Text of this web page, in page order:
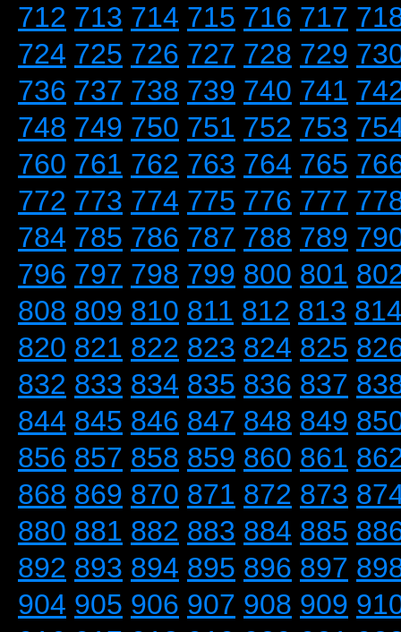
712 713 714 715 716 717
724 725 726 727 728 729
736 737 738 739 740 741
748 749 750 751 752 753
760 761 762 763 764 765
772 773 774 775 776 777
784 785 786 787 788 789
796 797 798 799 800 801
808 809 810 811 812 813
820 821 822 823 824 825
832 833 834 835 836 837
844 845 846 847 848 849
856 857 858 859 860 861
868 869 870 871 872 873
880 881 882 883 884 885
892 893 894 895 896 897
904 905 906 907 908 909